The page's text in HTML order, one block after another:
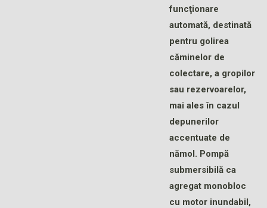
funcţionare
automată, destinată
pentru golirea
căminelor de
colectare, a gropilor
sau rezervoarelor,
mai ales în cazul
depunerilor
accentuate de
nămol. Pompă
submersibilă ca
agregat monobloc
cu motor inundabil,